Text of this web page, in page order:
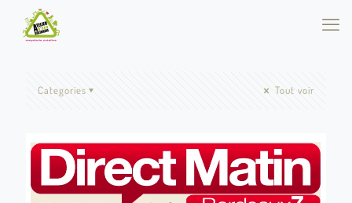
Categories Tout voir